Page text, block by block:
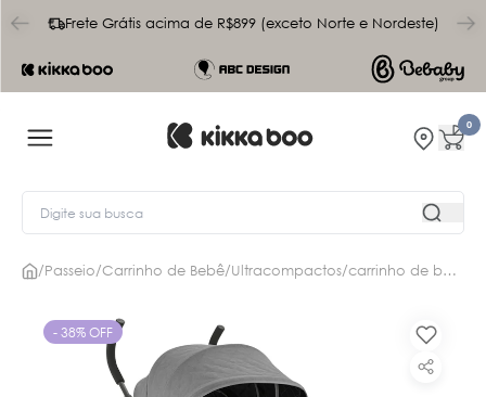
Frete Grátis acima de R$899 (exceto Norte e Nordeste)
0
/Passeio/Carrinho de Bebê/Ultracompactos/ carrinho de bebê beetle grey
- 38% OFF